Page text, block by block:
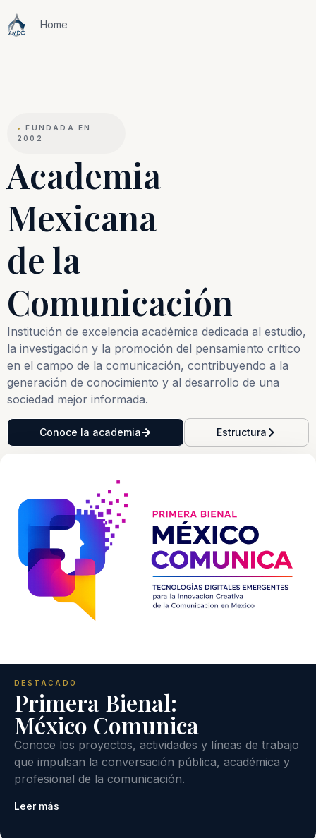
Home
•
FUNDADA EN
2002
Academia
Mexicana
de la
Comunicación
Institución de excelencia académica dedicada al estudio,
la investigación y la promoción del pensamiento crítico
en el campo de la comunicación, contribuyendo a la
generación de conocimiento y al desarrollo de una
sociedad mejor informada.
Conoce la academia Estructura
DESTACADO
Primera Bienal:
México Comunica
Conoce los proyectos, actividades y líneas de trabajo
que impulsan la conversación pública, académica y
profesional de la comunicación.
Leer más